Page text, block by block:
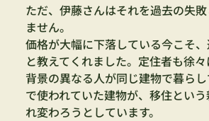
ただ、伊藤さんはそれを過去の失
ません。
価格が大幅に下落している今こそ
と教えてくれました。定住者も徐
背景の異なる人が同じ建物で暮ら
で使われていた建物が、移住とい
れ変わろうとしています。